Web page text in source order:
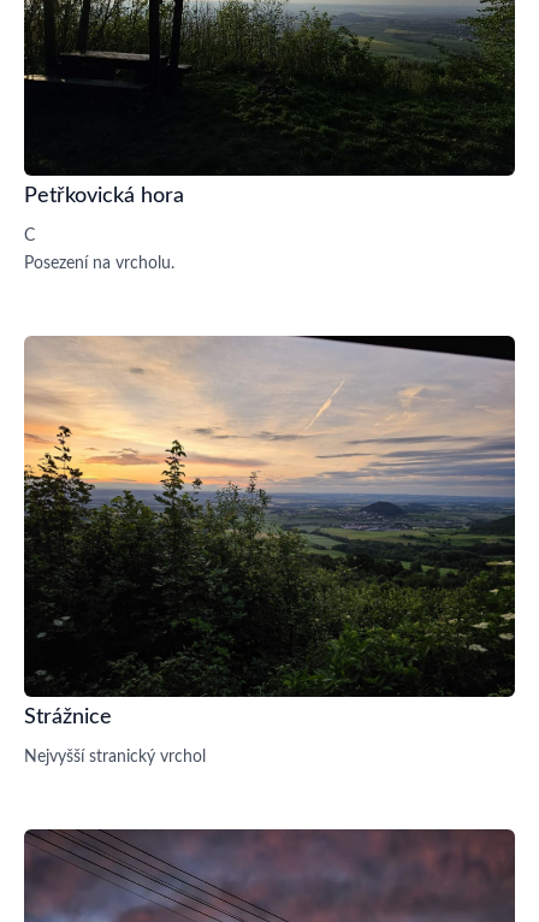
Petřkovická hora
C
Posezení na vrcholu.
Strážnice
Nejvyšší stranický vrchol